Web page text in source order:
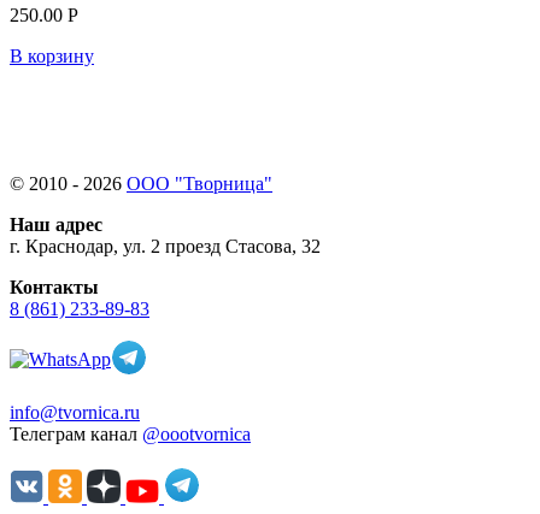
250.00 Р
В корзину
© 2010 - 2026 ООО "Творница"
Наш адрес
г. Краснодар, ул. 2 проезд Стасова, 32
Контакты
8 (861) 233-89-83
info@tvornica.ru
Телеграм канал @oootvornica